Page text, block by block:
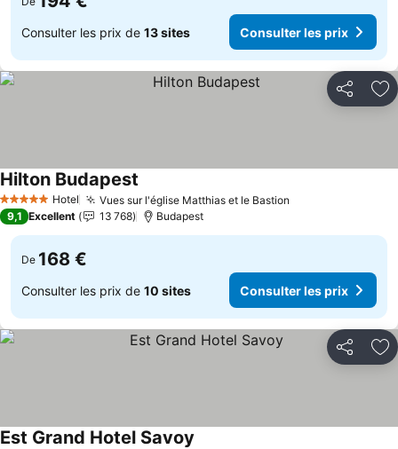
Consulter les prix de 13 sites Consulter les prix
Partager
5 Étoiles Hotel Vues sur l'église Matthias et le Bastion
Hilton Budapest
9,1 Excellent 13 768 Budapest
De 168 €
Consulter les prix de 10 sites Consulter les prix
Partager
Est Grand Hotel Savoy